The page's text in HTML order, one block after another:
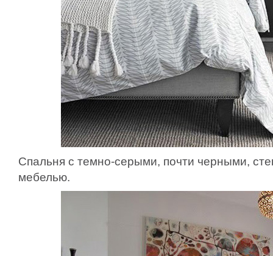
Спальня с темно-серыми, почти черными,
мебелью.